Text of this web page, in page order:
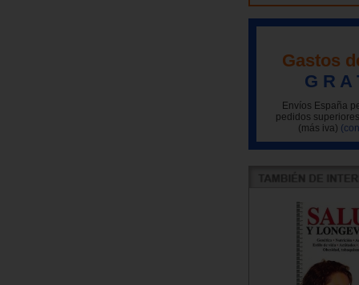
Gastos
G R A
Envíos España
pedidos
(más iva)